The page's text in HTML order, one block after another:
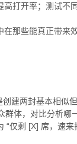
打开率；测试
那些能真正带
建两封基本相似
体，对比分析哪
仅剩 [X] 席，速